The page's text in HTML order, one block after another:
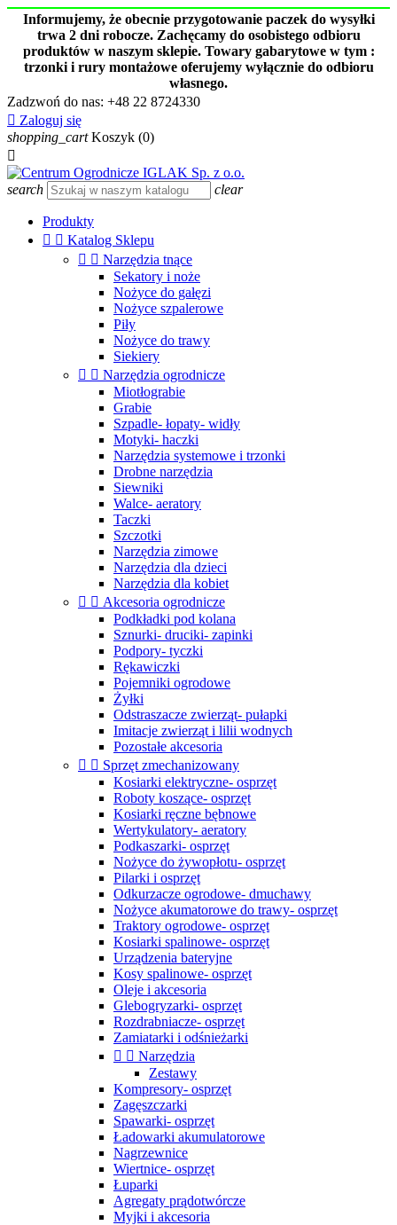
Informujemy, że obecnie przygotowanie paczek do wysyłki
trwa 2 dni robocze. Zachęcamy do osobistego odbioru
produktów w naszym sklepie. Towary gabarytowe w tym :
trzonki i rury montażowe oferujemy wyłącznie do odbioru
własnego.
Zadzwoń do nas: +48 22 8724330
 Zaloguj się
shopping_cart Koszyk (0)

search clear
Produkty
  Katalog Sklepu
  Narzędzia tnące
Sekatory i noże
Nożyce do gałęzi
Nożyce szpalerowe
Piły
Nożyce do trawy
Siekiery
  Narzędzia ogrodnicze
Miotłograbie
Grabie
Szpadle- łopaty- widły
Motyki- haczki
Narzędzia systemowe i trzonki
Drobne narzędzia
Siewniki
Walce- aeratory
Taczki
Szczotki
Narzędzia zimowe
Narzędzia dla dzieci
Narzędzia dla kobiet
  Akcesoria ogrodnicze
Podkładki pod kolana
Sznurki- druciki- zapinki
Podpory- tyczki
Rękawiczki
Pojemniki ogrodowe
Żyłki
Odstraszacze zwierząt- pułapki
Imitacje zwierząt i lilii wodnych
Pozostałe akcesoria
  Sprzęt zmechanizowany
Kosiarki elektryczne- osprzęt
Roboty koszące- osprzęt
Kosiarki ręczne bębnowe
Wertykulatory- aeratory
Podkaszarki- osprzęt
Nożyce do żywopłotu- osprzęt
Pilarki i osprzęt
Odkurzacze ogrodowe- dmuchawy
Nożyce akumatorowe do trawy- osprzęt
Traktory ogrodowe- osprzęt
Kosiarki spalinowe- osprzęt
Urządzenia bateryjne
Kosy spalinowe- osprzęt
Oleje i akcesoria
Glebogryzarki- osprzęt
Rozdrabniacze- osprzęt
Zamiatarki i odśnieżarki
  Narzędzia
Zestawy
Kompresory- osprzęt
Zagęszczarki
Spawarki- osprzęt
Ładowarki akumulatorowe
Nagrzewnice
Wiertnice- osprzęt
Łuparki
Agregaty prądotwórcze
Myjki i akcesoria